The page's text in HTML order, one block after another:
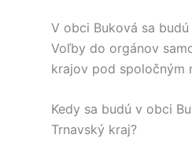
V obci Buková sa
Voľby do orgánov
krajov pod spoločným
Kedy sa budú v obci
Trnavský kraj?